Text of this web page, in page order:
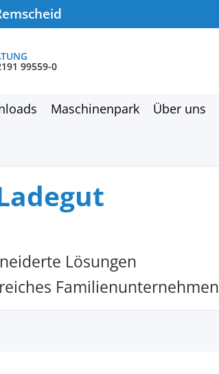
99559-0
Maschinenpark Über uns
Lösungen
Familienunternehmen